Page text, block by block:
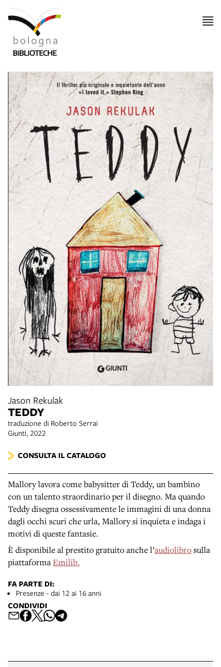
Jason Rekulak
TEDDY
traduzione di Roberto Serrai
Giunti, 2022
CONSULTA IL CATALOGO
Mallory lavora come babysitter di Teddy, un bambino
con un talento straordinario per il disegno. Ma quando
Teddy disegna ossessivamente le immagini di una donna
dagli occhi scuri che urla, Mallory si inquieta e indaga i
motivi di queste fantasie.
È disponibile al prestito gratuito anche l’audiolibro sulla
piattaformaEmilib.
FA PARTE DI:
Presenze - dai 12 ai 16 anni
CONDIVIDI